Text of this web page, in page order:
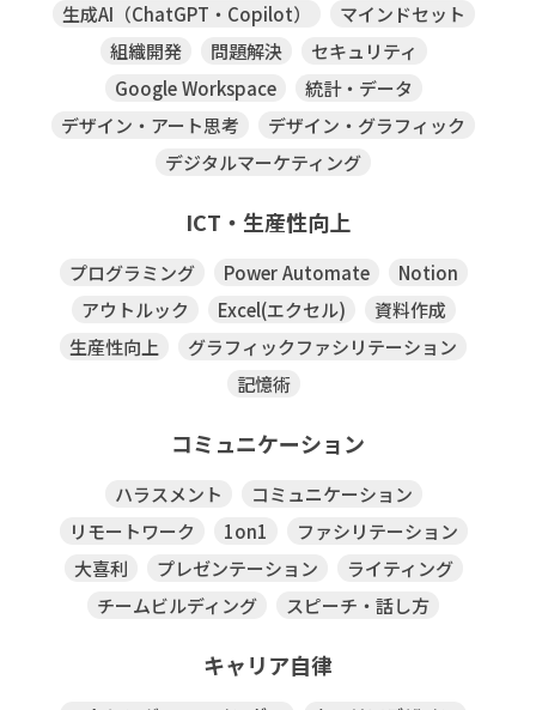
生成AI（ChatGPT・Copilot）
マインドセット
組織開発
問題解決
セキュリティ
Google Workspace
統計・データ
デザイン・アート思考
デザイン・グラフィック
デジタルマーケティング
ICT・生産性向上
プログラミング Power Automate
Notion
アウトルック
Excel(エクセル)
資料作成
生産性向上
グラフィックファシリテーション
記憶術
コミュニケーション
ハラスメント
コミュニケーション
リモートワーク
1on1
ファシリテーション
大喜利
プレゼンテーション
ライティング
チームビルディング
スピーチ・話し方
キャリア自律